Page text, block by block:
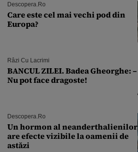
Descopera.ro
Care este cel mai vechi pod din
Europa?
Râzi Cu Lacrimi
BANCUL ZILEI. Badea Gheorghe: –
Nu pot face dragoste!
Descopera.ro
Un hormon al neanderthalienilor
are efecte vizibile la oamenii de
astăzi